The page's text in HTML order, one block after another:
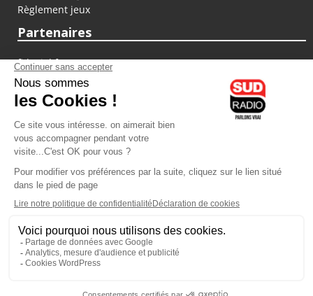
Règlement jeux
Partenaires
fiducial.fr
lyoncapitale.fr
olympique-et-lyonnais.com
L'application Iphone / Android
Téléchargez l'application
Les cookies
Gestion des cookies
Crédit photos : ©Sud Radio / Pierre Olivier